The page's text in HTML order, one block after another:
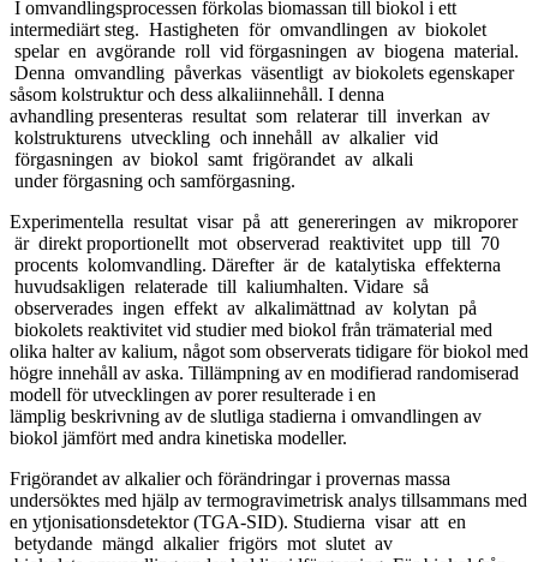
I omvandlingsprocessen förkolas biomassan till biokol i ett
intermediärt steg. Hastigheten för omvandlingen av biokolet
spelar en avgörande roll vid förgasningen av biogena material.
Denna omvandling påverkas väsentligt av biokolets egenskaper
såsom kolstruktur och dess alkaliinnehåll. I denna
avhandling presenteras resultat som relaterar till inverkan av
kolstrukturens utveckling och innehåll av alkalier vid
förgasningen av biokol samt frigörandet av alkali
under förgasning och samförgasning.
Experimentella resultat visar på att genereringen av mikroporer
är direkt proportionellt mot observerad reaktivitet upp till 70
procents kolomvandling. Därefter är de katalytiska effekterna
huvudsakligen relaterade till kaliumhalten. Vidare så
observerades ingen effekt av alkalimättnad av kolytan på
biokolets reaktivitet vid studier med biokol från trämaterial med
olika halter av kalium, något som observerats tidigare för biokol med
högre innehåll av aska. Tillämpning av en modifierad randomiserad
modell för utvecklingen av porer resulterade i en
lämplig beskrivning av de slutliga stadierna i omvandlingen av
biokol jämfört med andra kinetiska modeller.
Frigörandet av alkalier och förändringar i provernas massa
undersöktes med hjälp av termogravimetrisk analys tillsammans med
en ytjonisationsdetektor (TGA-SID). Studierna visar att en
betydande mängd alkalier frigörs mot slutet av